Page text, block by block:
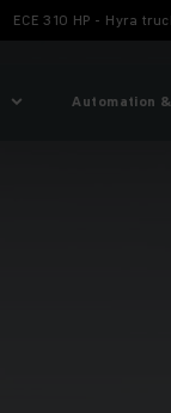
ECE 310 HP - Hyra
Automation